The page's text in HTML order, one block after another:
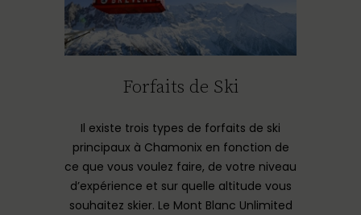
Forfaits de Ski
Il existe trois types de forfaits de ski
principaux à Chamonix en fonction de
ce que vous voulez faire, de votre niveau
d’expérience et sur quelle altitude vous
souhaitez skier. Le Mont Blanc Unlimited